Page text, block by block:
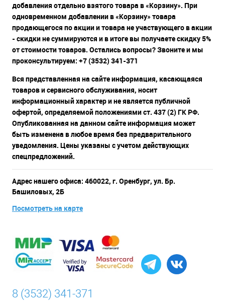
добавления отдельно взятого товара в «Корзину». При
одновременном добавлении в «Корзину» товара
продающегося по акции и товара не участвующего в акции
- скидки не суммируются и в итоге вы получаете скидку 5%
от стоимости товаров. Остались вопросы? Звоните и мы
проконсультируем: +7 (3532) 341-371
Вся представленная на сайте информация, касающаяся
товаров и сервисного обслуживания, носит
информационный характер и не является публичной
офертой, определяемой положениями ст. 437 (2) ГК РФ.
Опубликованная на данном сайте информация может
быть изменена в любое время без предварительного
уведомления. Цены указаны с учетом действующих
спецпредложений.
Адрес нашего офиса: 460022, г. Оренбург, ул. Бр.
Башиловых, 2Б
Посмотреть на карте
8 (3532) 341-371